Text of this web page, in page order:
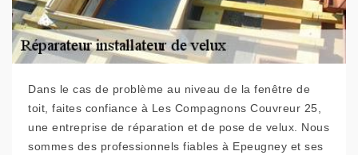
Dans le cas de problème au niveau de la fenêtre de
toit, faites confiance à Les Compagnons Couvreur 25,
une entreprise de réparation et de pose de velux. Nous
sommes des professionnels fiables à Epeugney et ses